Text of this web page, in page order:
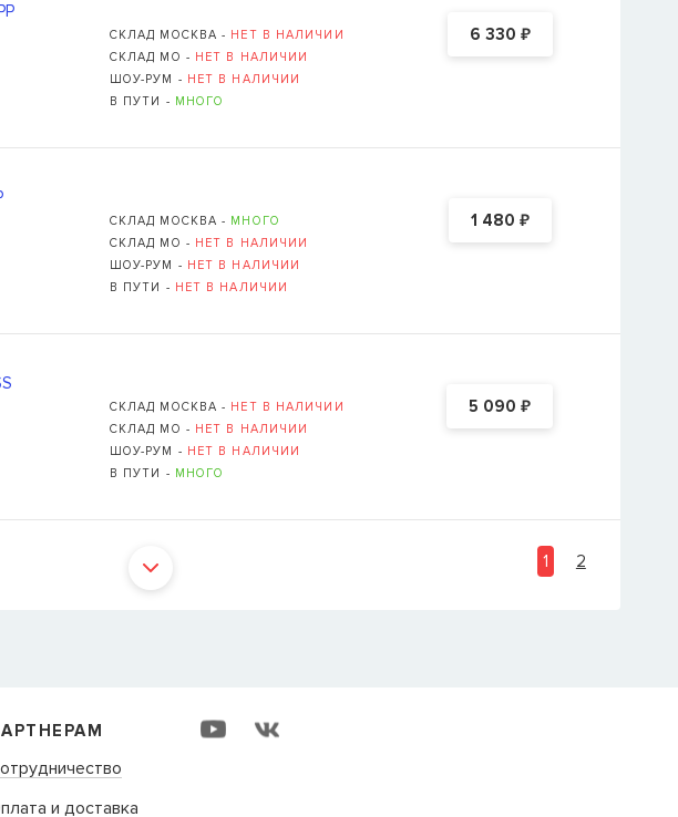
6 330 ₽
СКЛАД МОСКВА - НЕТ В НАЛИЧИИ
СКЛАД МО - НЕТ В НАЛИЧИИ
ШОУ-РУМ - НЕТ В НАЛИЧИИ
В ПУТИ - МНОГО
1 480 ₽
СКЛАД МОСКВА - МНОГО
СКЛАД МО - НЕТ В НАЛИЧИИ
ШОУ-РУМ - НЕТ В НАЛИЧИИ
В ПУТИ - НЕТ В НАЛИЧИИ
5 090₽
СКЛАД МОСКВА - НЕТ В НАЛИЧИИ
СКЛАД МО - НЕТ В НАЛИЧИИ
ШОУ-РУМ - НЕТ В НАЛИЧИИ
В ПУТИ - МНОГО
1 2
и доставка